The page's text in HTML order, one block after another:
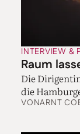
Reizworte in
bestimmte
zeigte dann,
schreiben
erreichen
Dimension.
damals:
Dann kam
INTERVIEW &
Raum
Die
die
VONARNT